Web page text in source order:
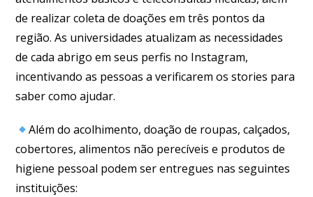
de realizar coleta de doações em três pontos da
região. As universidades atualizam as necessidades
de cada abrigo em seus perfis no Instagram,
incentivando as pessoas a verificarem os stories para
saber como ajudar.
Além do acolhimento, doação de roupas, calçados,
cobertores, alimentos não perecíveis e produtos de
higiene pessoal podem ser entregues nas seguintes
instituições: